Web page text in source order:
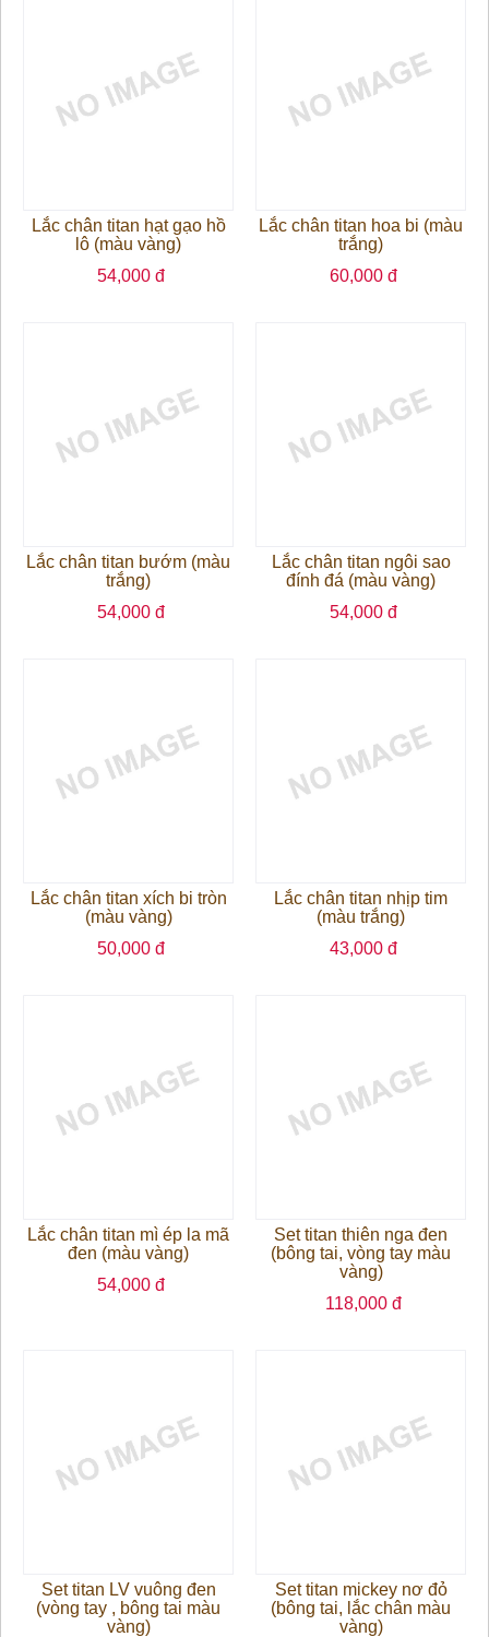
Lắc chân titan hạt gạo hồ
lô (màu vàng)
54,000 đ
Lắc chân titan hoa bi (màu
trắng)
60,000 đ
Lắc chân titan bướm (màu
trắng)
54,000 đ
Lắc chân titan ngôi sao
đính đá (màu vàng)
54,000 đ
Lắc chân titan xích bi tròn
(màu vàng)
50,000 đ
Lắc chân titan nhịp tim
(màu trắng)
43,000 đ
Lắc chân titan mì ép la mã
đen (màu vàng)
54,000 đ
Set titan thiên nga đen
(bông tai, vòng tay màu
vàng)
118,000 đ
Set titan LV vuông đen
(vòng tay , bông tai màu
vàng)
Set titan mickey nơ đỏ
(bông tai, lắc chân màu
vàng)